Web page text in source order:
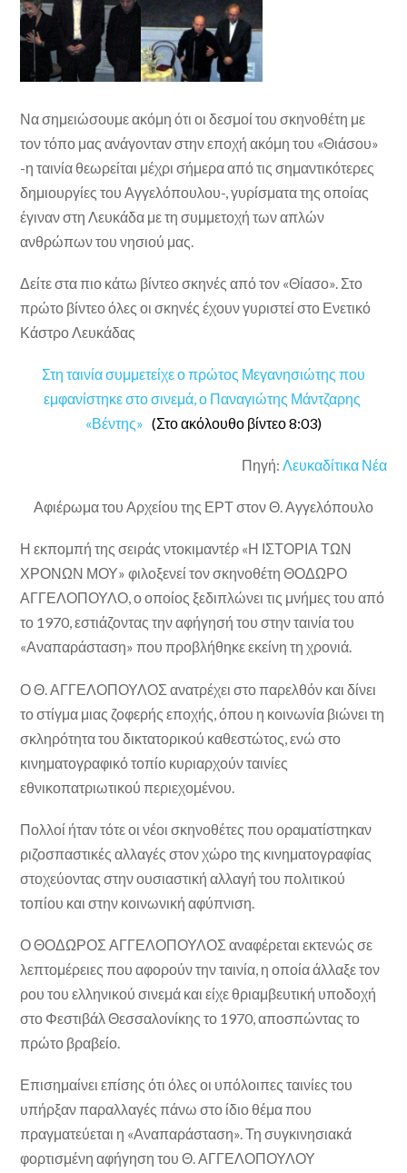
Να σημειώσουμε ακόμη ότι οι δεσμοί του σκηνοθέτη με
τον τόπο μας ανάγονταν στην εποχή ακόμη του «Θιάσου»
-η ταινία θεωρείται μέχρι σήμερα από τις σημαντικότερες
δημιουργίες του Αγγελόπουλου-, γυρίσματα της οποίας
έγιναν στη Λευκάδα με τη συμμετοχή των απλών
ανθρώπων του νησιού μας.
Δείτε στα πιο κάτω βίντεο σκηνές από τον «Θίασο». Στο
πρώτο βίντεο όλες οι σκηνές έχουν γυριστεί στο Ενετικό
Κάστρο Λευκάδας
Στη ταινία συμμετείχε ο πρώτος Μεγανησιώτης που
εμφανίστηκε στο σινεμά, ο Παναγιώτης Μάντζαρης
«Βέντης» (Στο ακόλουθο βίντεο 8:03)
Πηγή: Λευκαδίτικα Νέα
Αφιέρωμα του Αρχείου της ΕΡΤ στον Θ. Αγγελόπουλο
Η εκπομπή της σειράς ντοκιμαντέρ «Η ΙΣΤΟΡΙΑ ΤΩΝ
ΧΡΟΝΩΝ ΜΟΥ» φιλοξενεί τον σκηνοθέτη ΘΟΔΩΡΟ
ΑΓΓΕΛΟΠΟΥΛΟ, ο οποίος ξεδιπλώνει τις μνήμες του από
το 1970, εστιάζοντας την αφήγησή του στην ταινία του
«Αναπαράσταση» που προβλήθηκε εκείνη τη χρονιά.
Ο Θ. ΑΓΓΕΛΟΠΟΥΛΟΣ ανατρέχει στο παρελθόν και δίνει
το στίγμα μιας ζοφερής εποχής, όπου η κοινωνία βιώνει τη
σκληρότητα του δικτατορικού καθεστώτος, ενώ στο
κινηματογραφικό τοπίο κυριαρχούν ταινίες
εθνικοπατριωτικού περιεχομένου.
Πολλοί ήταν τότε οι νέοι σκηνοθέτες που οραματίστηκαν
ριζοσπαστικές αλλαγές στον χώρο της κινηματογραφίας
στοχεύοντας στην ουσιαστική αλλαγή του πολιτικού
τοπίου και στην κοινωνική αφύπνιση.
Ο ΘΟΔΩΡΟΣ ΑΓΓΕΛΟΠΟΥΛΟΣ αναφέρεται εκτενώς σε
λεπτομέρειες που αφορούν την ταινία, η οποία άλλαξε τον
ρου του ελληνικού σινεμά και είχε θριαμβευτική υποδοχή
στο Φεστιβάλ Θεσσαλονίκης το 1970, αποσπώντας το
πρώτο βραβείο.
Επισημαίνει επίσης ότι όλες οι υπόλοιπες ταινίες του
υπήρξαν παραλλαγές πάνω στο ίδιο θέμα που
πραγματεύεται η «Αναπαράσταση». Τη συγκινησιακά
φορτισμένη αφήγηση του Θ. ΑΓΓΕΛΟΠΟΥΛΟΥ